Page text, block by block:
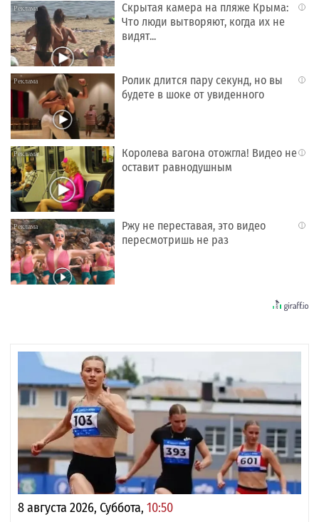
i
Скрытая камера на пляже Крыма:
Что люди вытворяют, когда их не
видят...
i
Ролик длится пару секунд, но вы
будете в шоке от увиденного
i
Королева вагона отожгла! Видео не
оставит равнодушным
i
Ржу не переставая, это видео
пересмотришь не раз
8 августа 2026, Суббота, 10:50